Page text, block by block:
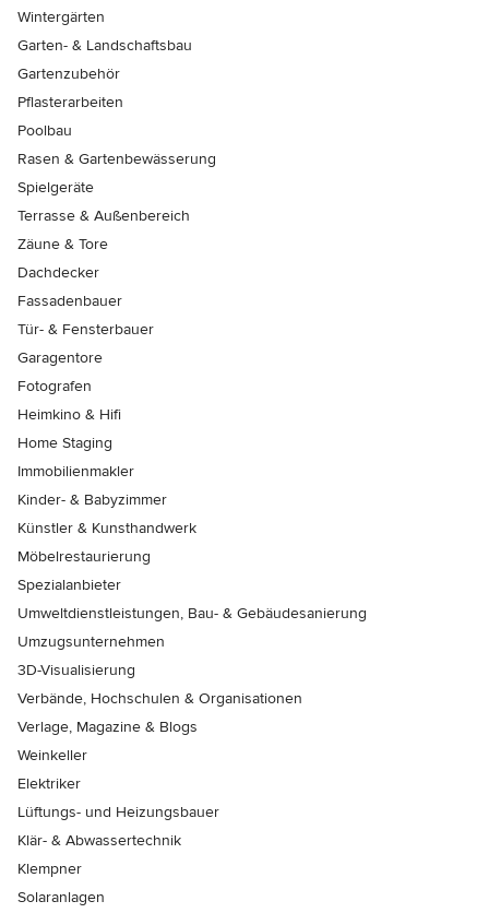
Wintergärten
Garten- & Landschaftsbau
Gartenzubehör
Pflasterarbeiten
Poolbau
Rasen & Gartenbewässerung
Spielgeräte
Terrasse & Außenbereich
Zäune & Tore
Dachdecker
Fassadenbauer
Tür- & Fensterbauer
Garagentore
Fotografen
Heimkino & Hifi
Home Staging
Immobilienmakler
Kinder- & Babyzimmer
Künstler & Kunsthandwerk
Möbelrestaurierung
Spezialanbieter
Umweltdienstleistungen, Bau- & Gebäudesanierung
Umzugsunternehmen
3D-Visualisierung
Verbände, Hochschulen & Organisationen
Verlage, Magazine & Blogs
Weinkeller
Elektriker
Lüftungs- und Heizungsbauer
Klär- & Abwassertechnik
Klempner
Solaranlagen